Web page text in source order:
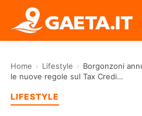
Home › Lifestyle › Borgonzoni
le nuove regole sul Tax Credi…
LIFESTYLE